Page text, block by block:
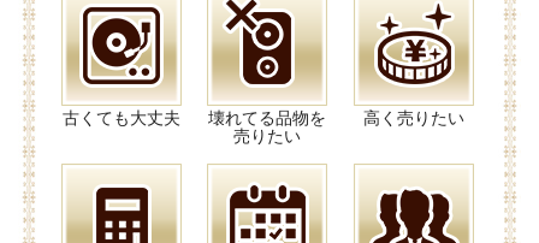
古くても大丈夫
壊れてる品物を
売りたい
高く売りたい